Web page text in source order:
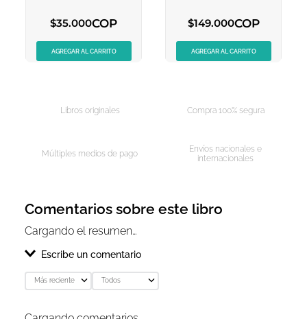
$35.000COP
AGREGAR AL CARRITO
$149.000COP
AGREGAR AL CARRITO
Libros originales Compra 100% segura
Múltiples medios de pago
Envíos nacionales e
internacionales
Comentarios sobre este libro
Cargando el resumen…
Escribe un comentario
Agregar comentario
Más reciente Todos